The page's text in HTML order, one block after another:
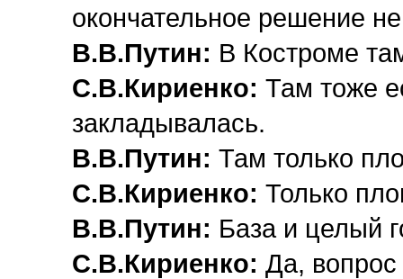
окончательное решение
В.В.Путин: В Костроме
С.В.Кириенко: Там тоже
закладывалась.
В.В.Путин: Там только
С.В.Кириенко: Только
В.В.Путин: База и целый
С.В.Кириенко: Да, вопрос